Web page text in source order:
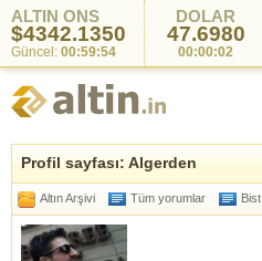
ALTIN ONS
$4342.1350
Güncel: 00:59:54
DOLAR
47.6980
00:00:02
Profil sayfası: Algerden
Altın Arşivi Tüm yorumlar Bist